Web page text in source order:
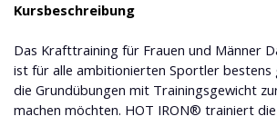
Kursbeschreibung
Das Krafttraining für Frauen und Männer
ist für alle ambitionierten Sportler bestens
die Grundübungen mit Trainingsgewicht
machen möchten. HOT IRON® trainiert